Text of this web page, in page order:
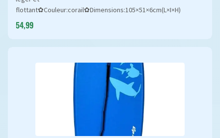
flottant✿Couleur:corail✿Dimensions:105×51×6cm(L×I×H)
54,99